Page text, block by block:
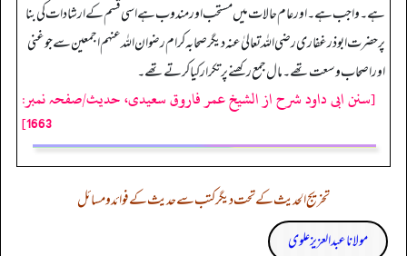
ہے۔واجب ہے۔اور عام حالات میں مستحب اور مندوب ہے اسی قسم کے ارشادات کی بنا
پر حضرت ابو ذر غفاری رضی اللہ تعالیٰ عنہ دیگر صحابہ کرام رضوان اللہ عنہم اجمعین سے جو غنی
اور اصحاب وسعت تھے۔مال جمع رکھنے پر تکرار کیا کرتے تھے۔
[سنن ابی داود شرح از الشیخ عمر فاروق سعیدی، حدیث/صفحہ نمبر:
1663]
تخریج الحدیث کے تحت دیگر کتب سے حدیث کے فوائد و مسائل
مولانا عبد العزیز علوی